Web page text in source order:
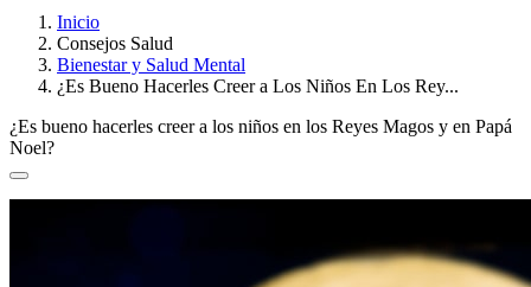
Breadcrumb
Inicio
Consejos Salud
Bienestar y Salud Mental
¿Es Bueno Hacerles Creer a Los Niños En Los Rey...
¿Es bueno hacerles creer a los niños en los Reyes Magos y en Papá
Noel?